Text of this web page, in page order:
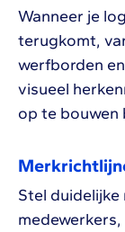
Wanneer je
terugkomt,
werfborden
visueel
op te bouwen
Stel